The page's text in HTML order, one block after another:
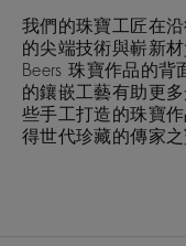
我們的珠寶工匠在
的尖端技術與嶄新
Beers 珠寶作品的
的鑲嵌工藝有助更
些手工打造的珠寶
得世代珍藏的傳家之